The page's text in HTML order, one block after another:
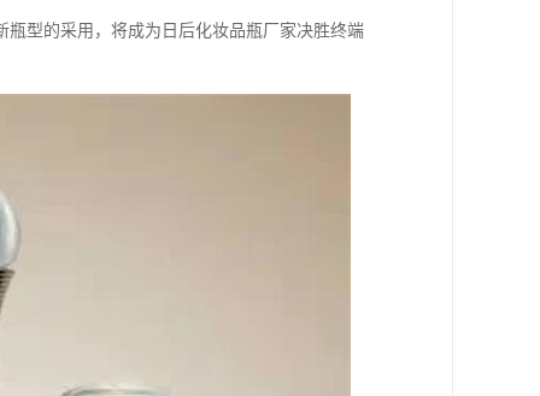
型的采用，将成为日后化妆品瓶厂家决胜终端